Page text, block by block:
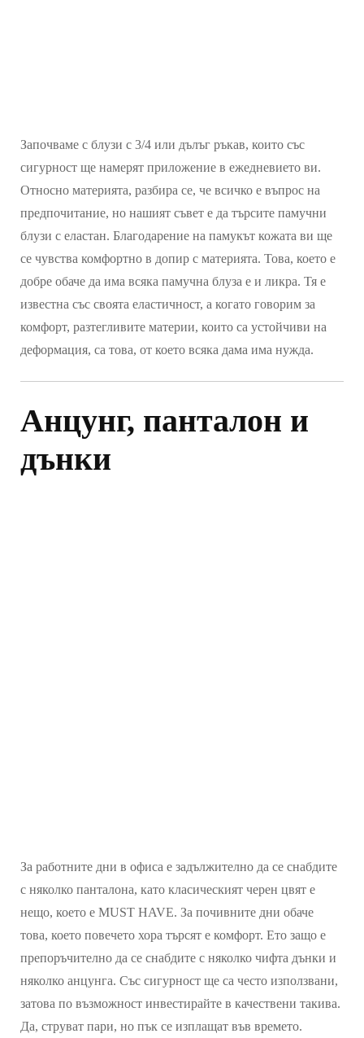
Започваме с блузи с 3/4 или дълъг ръкав, които със
сигурност ще намерят приложение в ежедневието ви.
Относно материята, разбира се, че всичко е въпрос на
предпочитание, но нашият съвет е да търсите памучни
блузи с еластан. Благодарение на памукът кожата ви ще
се чувства комфортно в допир с материята. Това, което е
добре обаче да има всяка памучна блуза е и ликра. Тя е
известна със своята еластичност, а когато говорим за
комфорт, разтегливите материи, които са устойчиви на
деформация, са това, от което всяка дама има нужда.
Анцунг, панталон и
дънки
За работните дни в офиса е задължително да се снабдите
с няколко панталона, като класическият черен цвят е
нещо, което е MUST HAVE. За почивните дни обаче
това, което повечето хора търсят е комфорт. Ето защо е
препоръчително да се снабдите с няколко чифта дънки и
няколко анцунга. Със сигурност ще са често използвани,
затова по възможност инвестирайте в качествени такива.
Да, струват пари, но пък се изплащат във времето.